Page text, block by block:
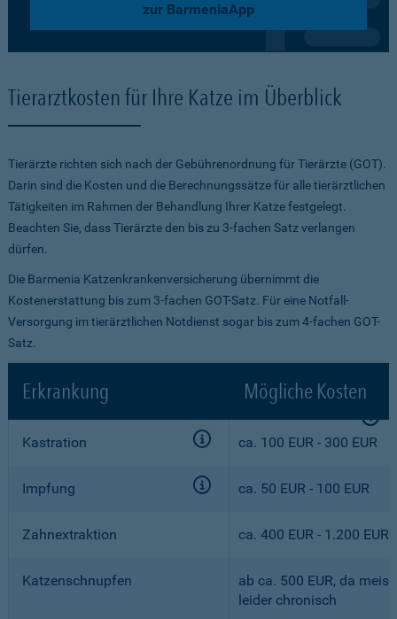
zur BarmeniaApp
Tierarztkosten für Ihre Katze im Überblick
Tierärzte richten sich nach der Gebührenordnung für Tierärzte (GOT).
Darin sind die Kosten und die Berechnungssätze für alle tierärztlichen
Tätigkeiten im Rahmen der Behandlung Ihrer Katze festgelegt.
Beachten Sie, dass Tierärzte den bis zu 3-fachen Satz verlangen
dürfen.
Die Barmenia Katzenkrankenversicherung übernimmt die
Kostenerstattung bis zum 3-fachen GOT-Satz. Für eine Notfall-
Versorgung im tierärztlichen Notdienst sogar bis zum 4-fachen GOT-
Satz.
Erkrankung Mögliche Kosten
Kastration ca. 100 EUR - 300 EUR
Impfung ca. 50 EUR - 100 EUR
Zahnextraktion ca. 400 EUR - 1.200 EUR
Katzenschnupfen
ab ca. 500 EUR, da
leider chronisch